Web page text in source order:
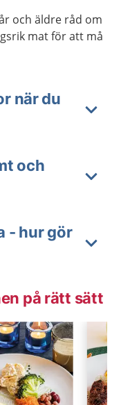
och äldre råd om
mat för att må
när du
och
- hur gör
på rätt sätt
Bild 1